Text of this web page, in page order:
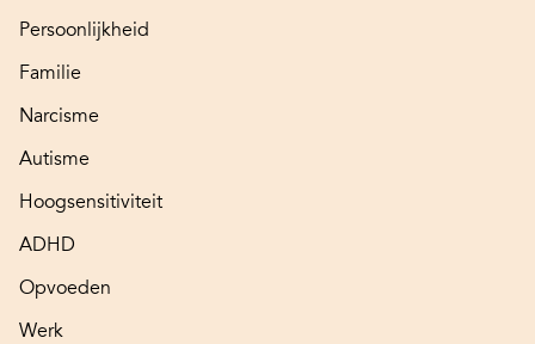
Persoonlijkheid
Familie
Narcisme
Autisme
Hoogsensitiviteit
ADHD
Opvoeden
Werk